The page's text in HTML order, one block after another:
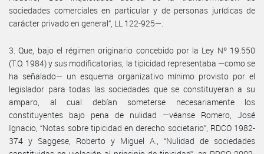
sociedades comerciales en particular y de personas jurídicas de
carácter privado en general”, LL 122-925—.
3. Que, bajo el régimen originario concebido por la Ley Nº 19.550
(T.O. 1984) y sus modificatorias, la tipicidad representaba —como se
ha señalado— un esquema organizativo mínimo provisto por el
legislador para todas las sociedades que se constituyeran a su
amparo, al cual debían someterse necesariamente los
constituyentes bajo pena de nulidad —véanse Romero, José
Ignacio, “Notas sobre tipicidad en derecho societario”, RDCO 1982-
374 y Saggese, Roberto y Miguel A., “Nulidad de sociedades